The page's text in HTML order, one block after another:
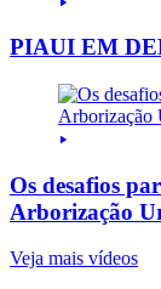
PIAUI EM
Os desafios
Arborização
Veja mais vídeos